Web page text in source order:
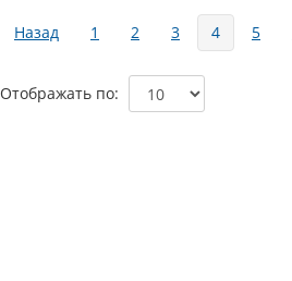
Страницы
Назад 1 2 3 4 5
Отображать по